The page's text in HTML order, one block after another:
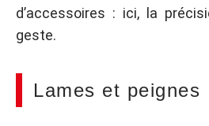
d’accessoires : ici, la
geste.
Lames et peignes